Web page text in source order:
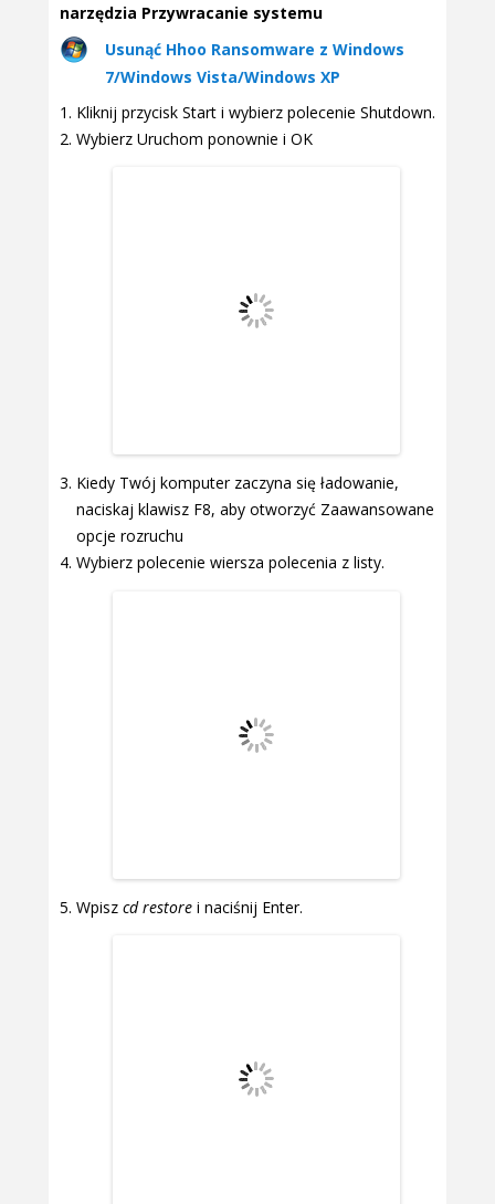
narzędzia Przywracanie systemu
Usunąć Hhoo Ransomware z Windows
7/Windows Vista/Windows XP
Kliknij przycisk Start i wybierz polecenie Shutdown.
Wybierz Uruchom ponownie i OK
Kiedy Twój komputer zaczyna się ładowanie,
naciskaj klawisz F8, aby otworzyć Zaawansowane
opcje rozruchu
Wybierz polecenie wiersza polecenia z listy.
Wpisz cd restore i naciśnij Enter.